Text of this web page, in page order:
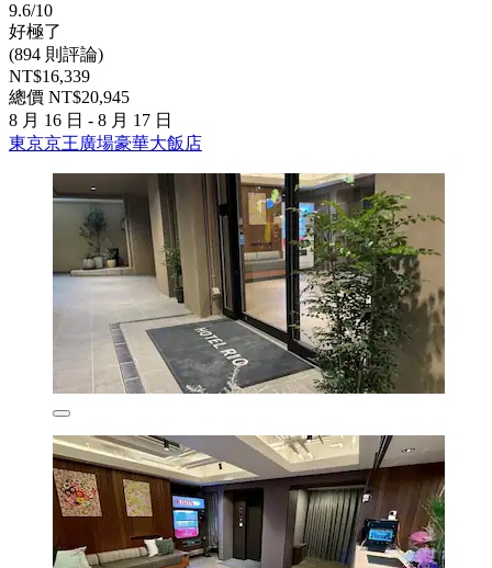
9.6/10
好極了
(894 則評論)
NT$16,339
總價 NT$20,945
8 月 16 日 - 8 月 17 日
東京京王廣場豪華大飯店